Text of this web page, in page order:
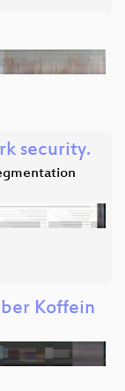
security.
Koffein